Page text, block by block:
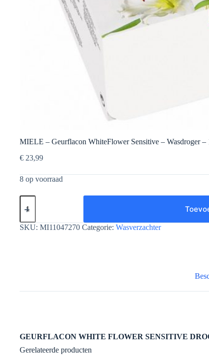
MIELE – Geurflacon WhiteFlower Sensitive – Wasdroger –
€ 23,99
8 op voorraad
MIELE
WhiteFlower
Sensitive
SKU: MI11047270 Categorie: Wasverzachter
GEURFLACON WHITE FLOWER SENSITIVE
Gerelateerde producten